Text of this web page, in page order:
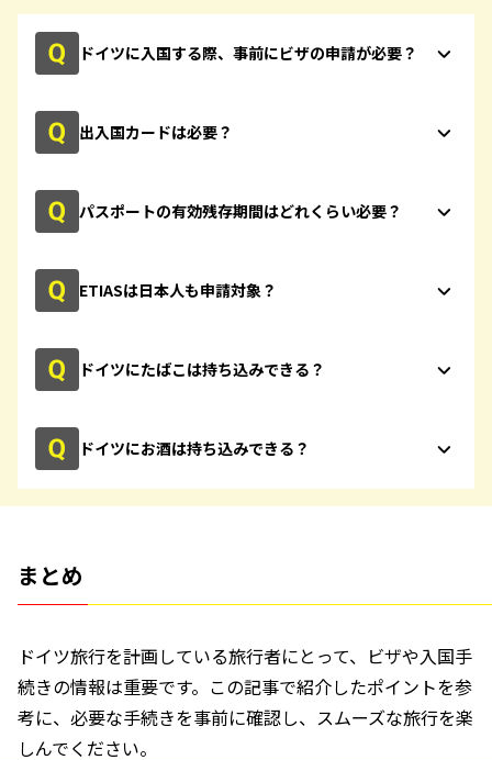
ドイツに入国する際、事前にビザの申請が必要？
出入国カードは必要？
パスポートの有効残存期間はどれくらい必要？
ETIASは日本人も申請対象？
ドイツにたばこは持ち込みできる？
ドイツにお酒は持ち込みできる？
まとめ
ドイツ旅行を計画している旅行者にとって、ビザや入国手
続きの情報は重要です。この記事で紹介したポイントを参
考に、必要な手続きを事前に確認し、スムーズな旅行を楽
しんでください。